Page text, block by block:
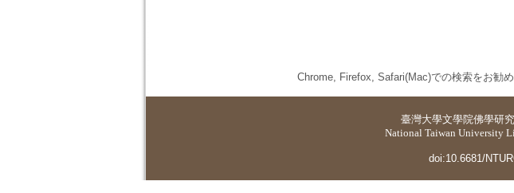
Chrome, Firefox, Safari(Mac)での検索をお勧
臺灣大學文學院佛學研
National Taiwan University
doi:10.6681/